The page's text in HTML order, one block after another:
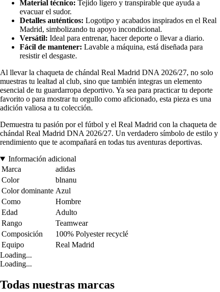
Material técnico: Tejido ligero y transpirable que ayuda a
evacuar el sudor.
Detalles auténticos: Logotipo y acabados inspirados en el Real
Madrid, simbolizando tu apoyo incondicional.
Versátil: Ideal para entrenar, hacer deporte o llevar a diario.
Fácil de mantener: Lavable a máquina, está diseñada para
resistir el desgaste.
Al llevar la chaqueta de chándal Real Madrid DNA 2026/27, no solo
muestras tu lealtad al club, sino que también integras un elemento
esencial de tu guardarropa deportivo. Ya sea para practicar tu deporte
favorito o para mostrar tu orgullo como aficionado, esta pieza es una
adición valiosa a tu colección.
Demuestra tu pasión por el fútbol y el Real Madrid con la chaqueta de
chándal Real Madrid DNA 2026/27. Un verdadero símbolo de estilo y
rendimiento que te acompañará en todas tus aventuras deportivas.
Información adicional
Marca
adidas
Color
blnanu
Color dominante Azul
Como
Hombre
Edad
Adulto
Rango
Teamwear
Composición
100% Polyester recyclé
Equipo
Real Madrid
Loading...
Loading...
Todas nuestras marcas